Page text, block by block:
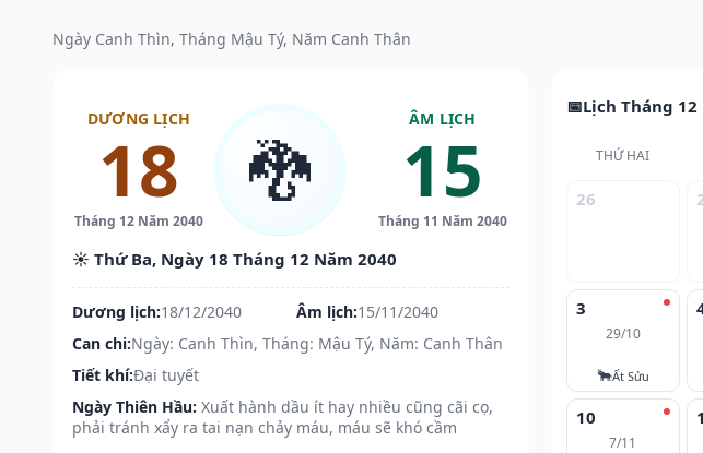
Ngày Canh Thìn, Tháng Mậu Tý, Năm Canh Thân
DƯƠNG LỊCH
18
Tháng 12 Năm 2040
🐉
ÂM LỊCH
15
Tháng 11 Năm 2040
☀️ Thứ Ba, Ngày 18 Tháng 12 Năm 2040
Dương lịch:18/12/2040 Âm lịch:15/11/2040
Can chi:Ngày: Canh Thìn, Tháng: Mậu Tý, Năm: Canh Thân
Tiết khí:Đại tuyết
Ngày Thiên Hầu: Xuất hành dầu ít hay nhiều cũng cãi cọ,
phải tránh xẩy ra tai nạn chảy máu, máu sẽ khó cầm
Lịch Tháng 12
THỨ HAI
26
3
29/10
🐂Ất Sửu
10
7/11